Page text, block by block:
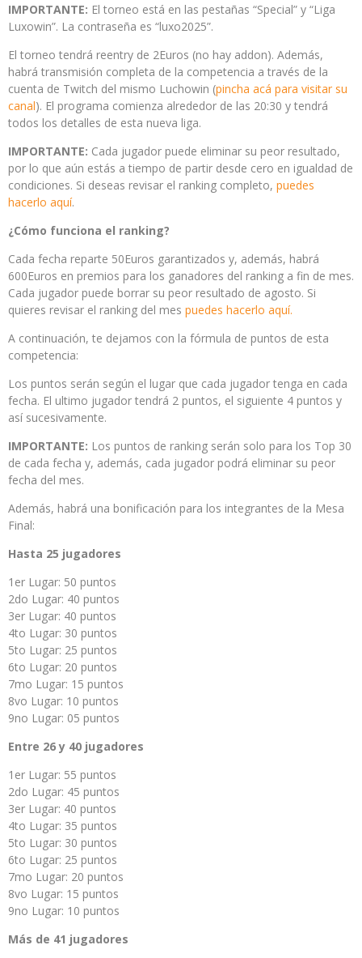
IMPORTANTE: El torneo está en las pestañas “Special” y “Liga
Luxowin”. La contraseña es “luxo2025”.
El torneo tendrá reentry de 2Euros (no hay addon). Además,
habrá transmisión completa de la competencia a través de la
cuenta de Twitch del mismo Luchowin (pincha acá para visitar su
canal). El programa comienza alrededor de las 20:30 y tendrá
todos los detalles de esta nueva liga.
IMPORTANTE: Cada jugador puede eliminar su peor resultado,
por lo que aún estás a tiempo de partir desde cero en igualdad de
condiciones. Si deseas revisar el ranking completo, puedes
hacerlo aquí.
¿Cómo funciona el ranking?
Cada fecha reparte 50Euros garantizados y, además, habrá
600Euros en premios para los ganadores del ranking a fin de mes.
Cada jugador puede borrar su peor resultado de agosto. Si
quieres revisar el ranking del mes puedes hacerlo aquí.
A continuación, te dejamos con la fórmula de puntos de esta
competencia:
Los puntos serán según el lugar que cada jugador tenga en cada
fecha. El ultimo jugador tendrá 2 puntos, el siguiente 4 puntos y
así sucesivamente.
IMPORTANTE: Los puntos de ranking serán solo para los Top 30
de cada fecha y, además, cada jugador podrá eliminar su peor
fecha del mes.
Además, habrá una bonificación para los integrantes de la Mesa
Final:
Hasta 25 jugadores
1er Lugar: 50 puntos
2do Lugar: 40 puntos
3er Lugar: 40 puntos
4to Lugar: 30 puntos
5to Lugar: 25 puntos
6to Lugar: 20 puntos
7mo Lugar: 15 puntos
8vo Lugar: 10 puntos
9no Lugar: 05 puntos
Entre 26 y 40 jugadores
1er Lugar: 55 puntos
2do Lugar: 45 puntos
3er Lugar: 40 puntos
4to Lugar: 35 puntos
5to Lugar: 30 puntos
6to Lugar: 25 puntos
7mo Lugar: 20 puntos
8vo Lugar: 15 puntos
9no Lugar: 10 puntos
Más de 41 jugadores